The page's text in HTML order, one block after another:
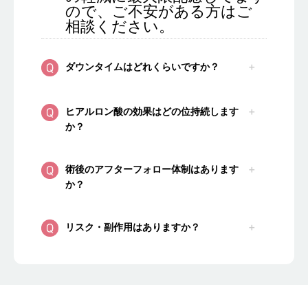
ので、ご不安がある方はご
相談ください。
ダウンタイムはどれくらいですか？
ヒアルロン酸の効果はどの位持続します
か？
術後のアフターフォロー体制はあります
か？
リスク・副作用はありますか？